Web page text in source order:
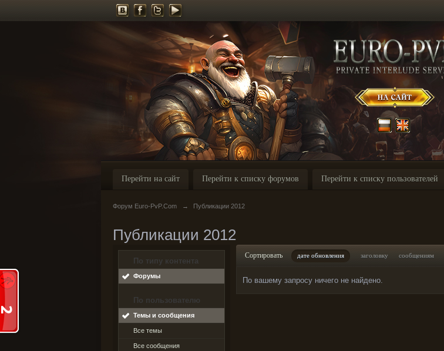
Перейти на сайт Перейти к списку форумов Перейти к списку пользователей
Форум Euro-PvP.Com → Публикации 2012
Публикации 2012
По типу контента
Форумы
По пользователю
Темы и сообщения
Все темы
Все сообщения
Сортировать дате обновления заголовку сообщениям
По вашему запросу ничего не найдено.